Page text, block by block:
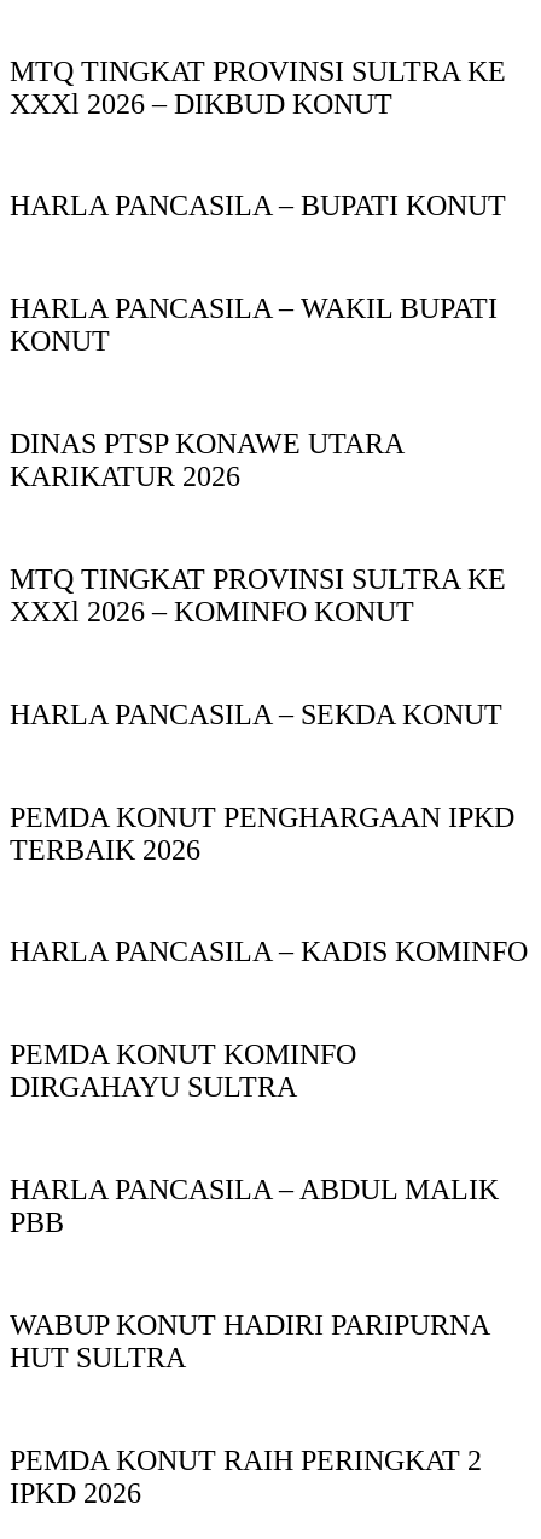
MTQ TINGKAT PROVINSI SULTRA KE
XXXl 2026 – DIKBUD KONUT
HARLA PANCASILA – BUPATI KONUT
HARLA PANCASILA – WAKIL BUPATI
KONUT
DINAS PTSP KONAWE UTARA
KARIKATUR 2026
MTQ TINGKAT PROVINSI SULTRA KE
XXXl 2026 – KOMINFO KONUT
HARLA PANCASILA – SEKDA KONUT
PEMDA KONUT PENGHARGAAN IPKD
TERBAIK 2026
HARLA PANCASILA – KADIS KOMINFO
PEMDA KONUT KOMINFO
DIRGAHAYU SULTRA
HARLA PANCASILA – ABDUL MALIK
PBB
WABUP KONUT HADIRI PARIPURNA
HUT SULTRA
PEMDA KONUT RAIH PERINGKAT 2
IPKD 2026